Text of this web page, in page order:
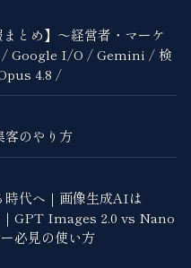
とめ】〜経営者・マーケ
/ Google I/O / Gemini / 検
4.8 /
客のやり方
時代へ｜画像生成AIは
GPT Images 2.0 vs Nano
必見の使い方